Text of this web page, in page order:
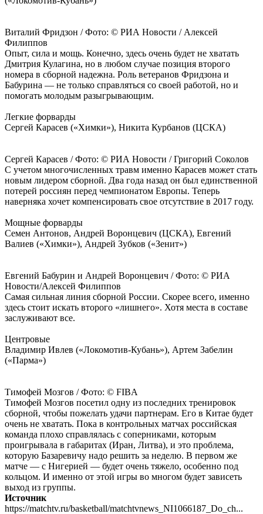
Виталий Фридзон / Фото: © РИА Новости / Алексей
Филиппов
Опыт, сила и мощь. Конечно, здесь очень будет не хватать
Дмитрия Кулагина, но в любом случае позиция второго
номера в сборной надежна. Роль ветеранов Фридзона и
Бабурина — не только справляться со своей работой, но и
помогать молодым разыгрывающим.
Легкие форварды
Сергей Карасев («Химки»), Никита Курбанов (ЦСКА)
Сергей Карасев / Фото: © РИА Новости / Григорий Соколов
С учетом многочисленных травм именно Карасев может стать
новым лидером сборной. Два года назад он был единственной
потерей россиян перед чемпионатом Европы. Теперь
наверняка хочет компенсировать свое отсутствие в 2017 году.
Мощные форварды
Семен Антонов, Андрей Воронцевич (ЦСКА), Евгений
Валиев («Химки»), Андрей Зубков («Зенит»)
Евгений Бабурин и Андрей Воронцевич / Фото: © РИА
Новости/Алексей Филиппов
Самая сильная линия сборной России. Скорее всего, именно
здесь стоит искать второго «лишнего». Хотя места в составе
заслуживают все.
Центровые
Владимир Ивлев («Локомотив-Кубань»), Артем Забелин
(«Парма»)
Тимофей Мозгов / Фото: © FIBA
Тимофей Мозгов посетил одну из последних тренировок
сборной, чтобы пожелать удачи партнерам. Его в Китае будет
очень не хватать. Пока в контрольных матчах российская
команда плохо справлялась с соперниками, которым
проигрывала в габаритах (Иран, Литва), и это проблема,
которую Базаревичу надо решить за неделю. В первом же
матче — с Нигерией — будет очень тяжело, особенно под
кольцом. И именно от этой игры во многом будет зависеть
выход из группы.
Источник
https://matchtv.ru/basketball/matchtvnews_NI1066187_Do_ch...